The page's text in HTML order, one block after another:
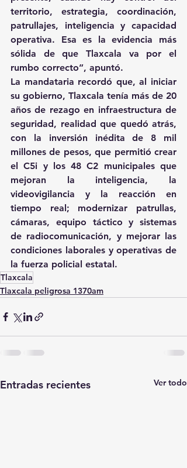
territorio, estrategia, coordinación,
patrullajes, inteligencia y capacidad
operativa. Esa es la evidencia más
sólida de que Tlaxcala va por el
rumbo correcto”, apuntó.
La mandataria recordó que, al iniciar
su gobierno, Tlaxcala tenía más de 20
años de rezago en infraestructura de
seguridad, realidad que quedó atrás,
con la inversión inédita de 8 mil
millones de pesos, que permitió crear
el C5i y los 48 C2 municipales que
mejoran la inteligencia, la
videovigilancia y la reacción en
tiempo real; modernizar patrullas,
cámaras, equipo táctico y sistemas
de radiocomunicación, y mejorar las
condiciones laborales y operativas de
la fuerza policial estatal.
Tlaxcala
Tlaxcala peligrosa 1370am
Entradas recientes Ver todo